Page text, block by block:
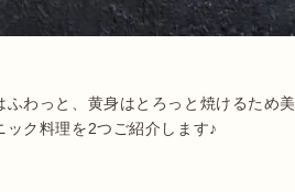
わっと、黄身はとろっと焼けるため美